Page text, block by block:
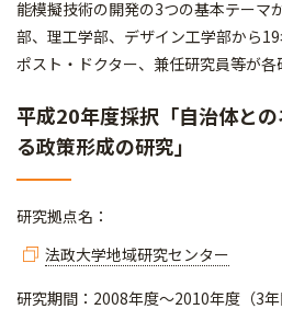
能模擬技術の開発の3つの基本テーマ
部、理工学部、デザイン工学部から
ポスト・ドクター、兼任研究員等が各
平成20年度採択「自治体と
る政策形成の研究」
研究拠点名：
法政大学地域研究センター
研究期間：2008年度～2010年度（3年